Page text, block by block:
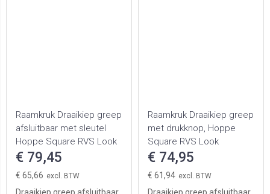
Raamkruk Draaikiep greep
afsluitbaar met sleutel
Hoppe Square RVS Look
€ 79,45
€ 65,66
Raamkruk Draaikiep greep
met drukknop, Hoppe
Square RVS Look
€ 74,95
€ 61,94